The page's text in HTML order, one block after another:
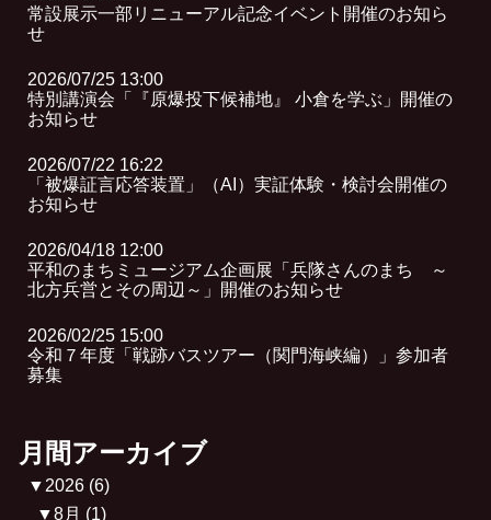
常設展示一部リニューアル記念イベント開催のお知ら
せ
2026/07/25 13:00
特別講演会「『原爆投下候補地』 小倉を学ぶ」開催の
お知らせ
2026/07/22 16:22
「被爆証言応答装置」（AI）実証体験・検討会開催の
お知らせ
2026/04/18 12:00
平和のまちミュージアム企画展「兵隊さんのまち ～
北方兵営とその周辺～」開催のお知らせ
2026/02/25 15:00
令和７年度「戦跡バスツアー（関門海峡編）」参加者
募集
月間アーカイブ
▼ 2026 (6)
▼8月 (1)